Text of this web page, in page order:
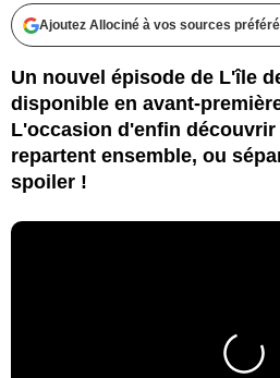
Ajoutez Allociné à vos sources
Un nouvel épisode de L'île
disponible en avant-
L'occasion d'enfin découvrir
repartent ensemble, ou
spoiler !